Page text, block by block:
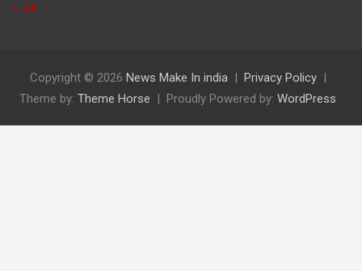
« Jul
Copyright © 2026 News Make In india
Privacy Policy
Theme by: Theme Horse Proudly Powered by: WordPress